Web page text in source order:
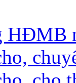
HĐMB